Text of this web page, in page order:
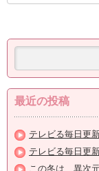
最近の投稿
テレビる毎日更
テレビる毎日更
この冬は、異次元